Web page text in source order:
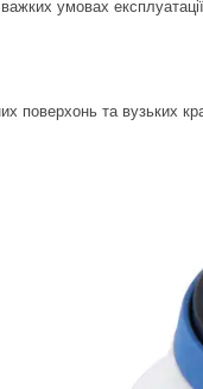
умовах експлуатації.
поверхонь та вузьких